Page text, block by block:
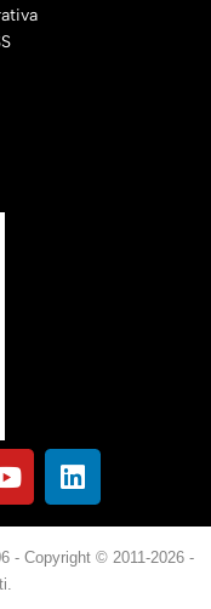
- Copyright © 2011-2026 -